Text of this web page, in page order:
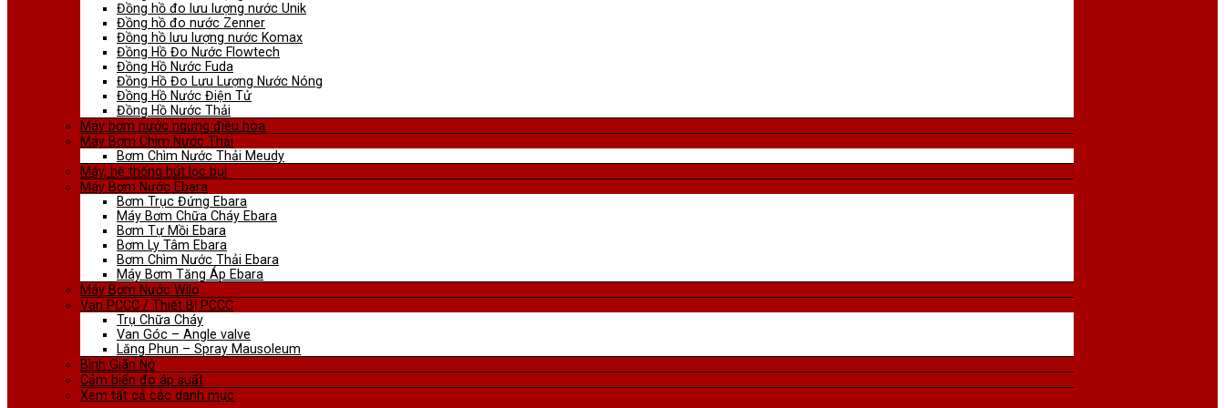
Đồng hồ đo lưu lượng nước Unik
Đồng hồ đo nước Zenner
Đồng hồ lưu lượng nước Komax
Đồng Hồ Đo Nước Flowtech
Đồng Hồ Nước Fuda
Đồng Hồ Đo Lưu Lượng Nước Nóng
Đồng Hồ Nước Điện Tử
Đồng Hồ Nước Thải
Máy bơm nước ngưng điều hòa
Máy Bơm Chìm Nước Thải
Bơm Chìm Nước Thải Meudy
Máy, hệ thống hút lọc bụi
Máy Bơm Nước Ebara
Bơm Trục Đứng Ebara
Máy Bơm Chữa Cháy Ebara
Bơm Tự Mồi Ebara
Bơm Ly Tâm Ebara
Bơm Chìm Nước Thải Ebara
Máy Bơm Tăng Áp Ebara
Máy Bơm Nước Wilo
Van PCCC / Thiết Bị PCCC
Trụ Chữa Cháy
Van Góc – Angle valve
Lăng Phun – Spray Mausoleum
Bình Giãn Nở
Cảm biến đo áp suất
Xem tất cả các danh mục